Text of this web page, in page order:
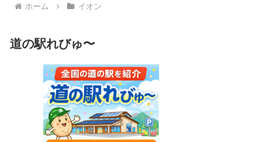
ホーム イオン
道の駅れびゅ〜